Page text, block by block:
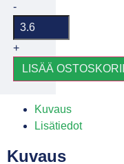
-
+
LISÄÄ
Kuvaus
Lisätiedot
Kuvaus